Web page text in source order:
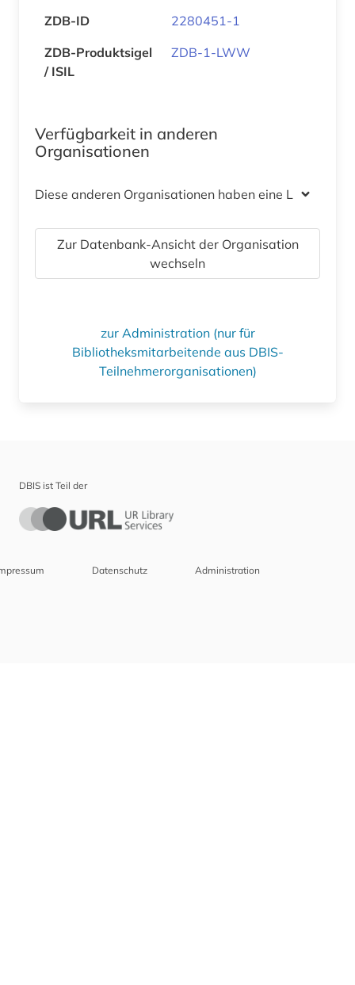
ZDB-ID
2280451-1
ZDB-Produktsigel
/ ISIL
ZDB-1-LWW
Verfügbarkeit in anderen
Organisationen
Diese anderen Organisationen haben eine Lizenz
Zur Datenbank-Ansicht der Organisation
wechseln
zur Administration (nur für
Bibliotheksmitarbeitende aus DBIS-
Teilnehmerorganisationen)
DBIS ist Teil der
Datenschutz Administration